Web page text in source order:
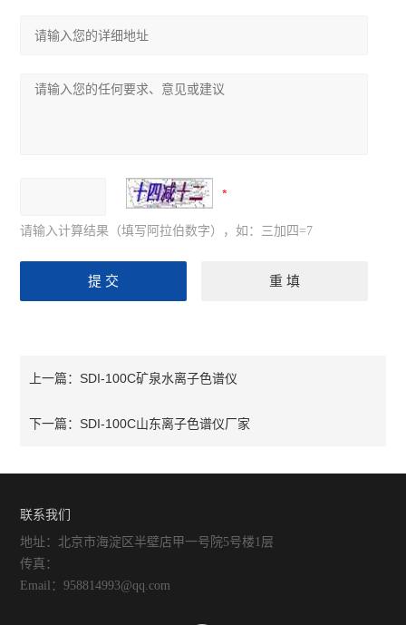
请输入计算结果（填写阿拉伯数字），如：三加四=7
上一篇： SDI-100C矿泉水离子色谱仪
下一篇： SDI-100C山东离子色谱仪厂家
联系我们
地址：北京市海淀区半壁店甲一号院5号楼1层
传真：
Email：958814993@qq.com